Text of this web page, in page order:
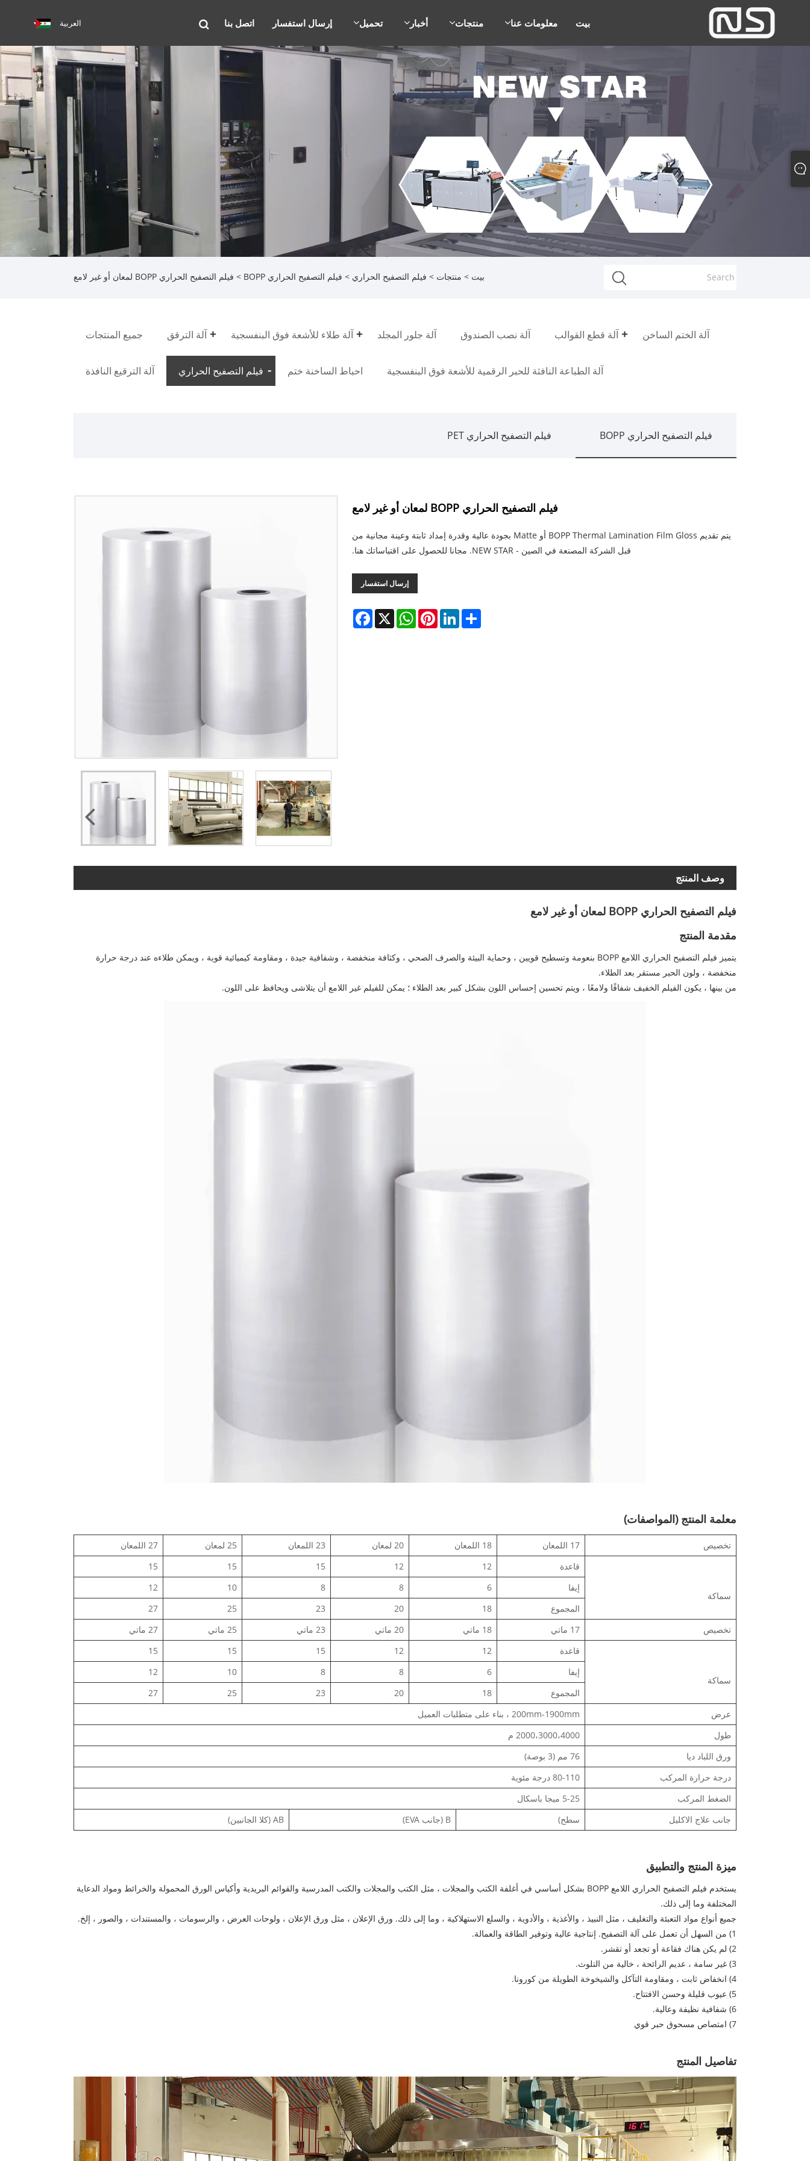
بيت معلومات عنا منتجات أخبار تحميل إرسال استفسار اتصل بنا العربية
بيت > منتجات > فيلم التصفيح الحراري > فيلم التصفيح الحراري BOPP > فيلم التصفيح الحراري BOPP لمعان أو غير لامع
جميع المنتجات آلة الترقق آلة طلاء للأشعة فوق البنفسجية آلة جلور المجلد آلة نصب الصندوق آلة قطع القوالب آلة الختم الساخن
آلة الترقيع النافذة فيلم التصفيح الحراري احباط الساخنة ختم آلة الطباعة النافثة للحبر الرقمية للأشعة فوق البنفسجية
فيلم التصفيح الحراري BOPP فيلم التصفيح الحراري PET
فيلم التصفيح الحراري BOPP لمعان أو غير لامع
يتم تقديم BOPP Thermal Lamination Film Gloss أو Matte بجودة عالية وقدرة إمداد ثابتة وعينة مجانية من
قبل الشركة المصنعة في الصين - NEW STAR. مجانا للحصول على اقتباساتك هنا.
إرسال استفسار
Facebook X
WhatsAppPinterestLinkedInShare
وصف المنتج
فيلم التصفيح الحراري BOPP لمعان أو غير لامع
مقدمة المنتج
يتميز فيلم التصفيح الحراري اللامع BOPP بنعومة وتسطيح قويين ، وحماية البيئة والصرف الصحي ، وكثافة منخفضة ، وشفافية جيدة ، ومقاومة كيميائية قوية ، ويمكن طلاءه عند درجة حرارة
منخفضة ، ولون الحبر مستقر بعد الطلاء.
من بينها ، يكون الفيلم الخفيف شفافًا ولامعًا ، ويتم تحسين إحساس اللون بشكل كبير بعد الطلاء ؛ يمكن للفيلم غير اللامع أن يتلاشى ويحافظ على اللون.
معلمة المنتج (المواصفات)
تخصيص 17 اللمعان 18 اللمعان 20 لمعان 23 اللمعان 25 لمعان 27 اللمعان
سماكة
قاعدة 12
12
15
15
15
إيفا
6
8
8
10
12
المجموع
18
20
23
25
27
تخصيص
17 ماتي 18 ماتي 20 ماتي 23 ماتي 25 ماتي 27 ماتي
سماكة
قاعدة 12
12
15
15
15
إيفا
6
8
8
10
12
المجموع
18
20
23
25
27
عرض
200mm-1900mm ، بناء على متطلبات العميل
طول
2000،3000،4000 م
ورق اللباد ديا
76 مم (3 بوصة)
درجة حرارة المركب
80-110 درجة مئوية
الضغط المركب
5-25 ميجا باسكال
جانب علاج الاكليل
سطح) B (جانب EVA) AB (كلا الجانبين)
ميزة المنتج والتطبيق
يستخدم فيلم التصفيح الحراري اللامع BOPP بشكل أساسي في أغلفة الكتب والمجلات ، مثل الكتب والمجلات والكتب المدرسية والقوائم البريدية وأكياس الورق المحمولة والخرائط ومواد الدعاية
المختلفة وما إلى ذلك.
جميع أنواع مواد التعبئة والتغليف ، مثل النبيذ ، والأغذية ، والأدوية ، والسلع الاستهلاكية ، وما إلى ذلك. ورق الإعلان ، مثل ورق الإعلان ، ولوحات العرض ، والرسومات ، والمستندات ، والصور ، إلخ.
1) من السهل أن تعمل على آلة التصفيح. إنتاجية عالية وتوفير الطاقة والعمالة.
2) لم يكن هناك فقاعة أو تجعد أو تقشر.
3) غير سامة ، عديم الرائحة ، خالية من التلوث.
4) انخفاض ثابت ، ومقاومة التآكل والشيخوخة الطويلة من كورونا.
5) عيوب قليلة وحسن الافتتاح.
6) شفافية نظيفة وعالية.
7) امتصاص مسحوق حبر قوي
تفاصيل المنتج